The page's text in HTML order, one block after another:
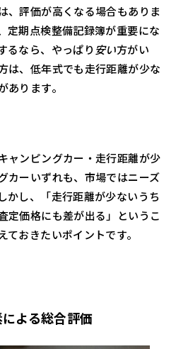
、評価が高くなる場合もありま
定期点検整備記録簿が重要にな
るなら、やっぱり 安い方がい
は、低年式でも走行距離が少な
あります。
ャンピングカー・走行距離が少
カーいずれも、市場ではニーズ
かし、「走行距離が少ないうち
定価格にも差が出る」というこ
ておきたいポイントです。
よる総合評価